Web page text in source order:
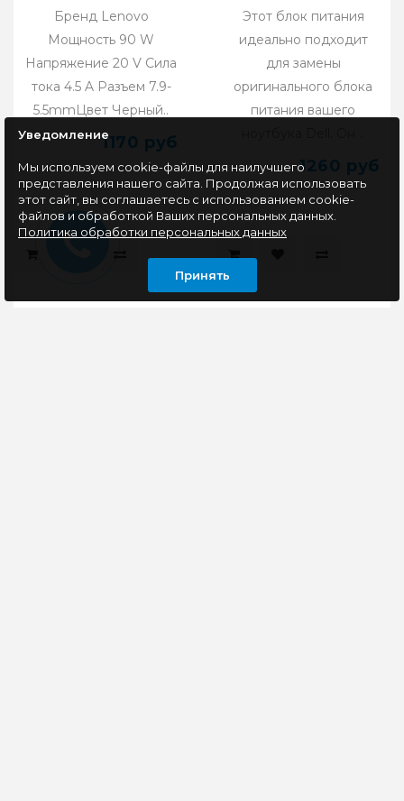
Бренд Lenovo
Мощность 90 W
Напряжение 20 V Сила
тока 4.5 A Разъем 7.9-
5.5mmЦвет Черный..
1170 руб
Этот блок питания
идеально подходит
для замены
оригинального блока
питания вашего
1260 руб
Уведомление
Мы используем cookie-файлы для наилучшего
представления нашего сайта. Продолжая использовать
этот сайт, вы соглашаетесь с использованием cookie-
файлов и обработкой Ваших персональных данных.
Политика обработки персональных данных
Принять